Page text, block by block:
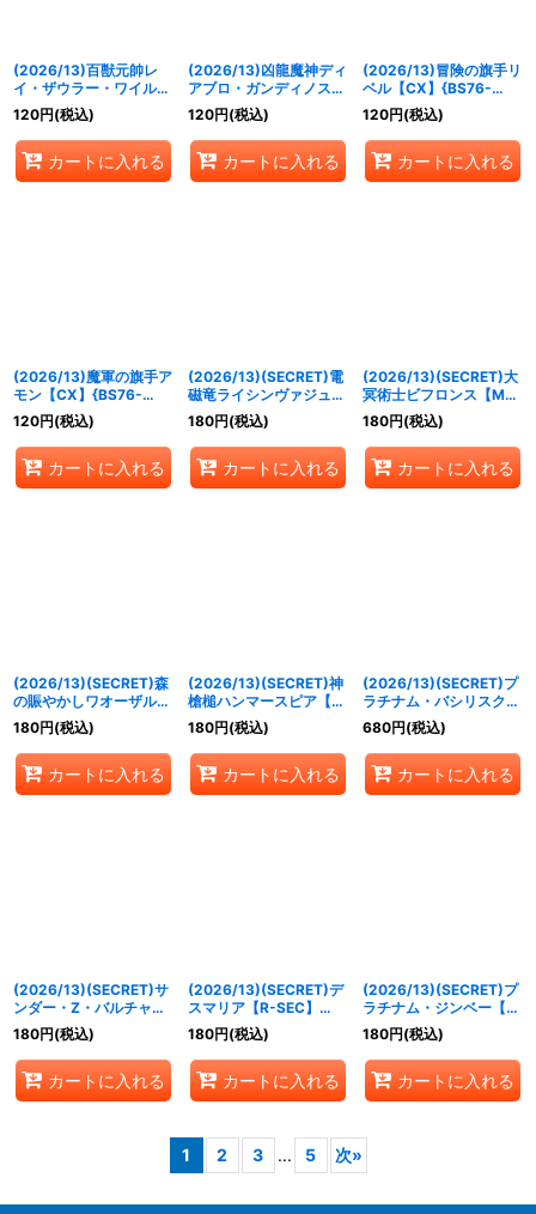
(2026/13)百獣元帥レ
イ・ザウラー・ワイルズ
【AX】{BS76-AX02}
《緑》
120円(税込)
カートに入れる
(2026/13)凶龍魔神ディ
アブロ・ガンディノス
【AX】{BS76-AX01}
《紫》
120円(税込)
カートに入れる
(2026/13)冒険の旗手リ
ベル【CX】{BS76-
CX02}《緑》
120円(税込)
カートに入れる
(2026/13)魔軍の旗手ア
モン【CX】{BS76-
CX01}《紫》
120円(税込)
カートに入れる
(2026/13)(SECRET)電
磁竜ライシンヴァジュド
ラ【M-SEC】{BS76-
050}《黄》
180円(税込)
カートに入れる
(2026/13)(SECRET)大
冥術士ビフロンス【M-
SEC】{BS76-012}
《紫》
180円(税込)
カートに入れる
(2026/13)(SECRET)森
の賑やかしワオーザル
【M-SEC】{BS76-
025}《緑》
180円(税込)
カートに入れる
(2026/13)(SECRET)神
槍槌ハンマースピア【R-
SEC】{BS76-068}
《青》
180円(税込)
カートに入れる
(2026/13)(SECRET)プ
ラチナム・バシリスク
【M-SEC】{BS76-
035}《白》
680円(税込)
カートに入れる
(2026/13)(SECRET)サ
ンダー・Z・バルチャー
【M-SEC】{BS76-
005}《赤》
180円(税込)
カートに入れる
(2026/13)(SECRET)デ
スマリア【R-SEC】
{BS76-015}《紫》
180円(税込)
カートに入れる
(2026/13)(SECRET)プ
ラチナム・ジンベー【R-
SEC】{BS76-042}
《白》
180円(税込)
カートに入れる
1 2 3 ... 5 次»